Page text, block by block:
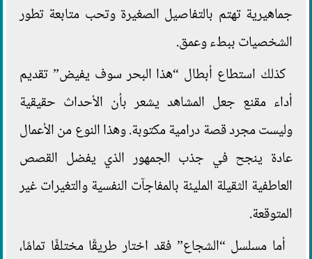
جماهيرية تهتم بالتفاصيل الصغيرة وتحب متابعة تطور
الشخصيات ببطء وعمق.
كذلك استطاع أبطال “هذا البحر سوف يفيض” تقديم
أداء مقنع جعل المشاهد يشعر بأن الأحداث حقيقية
وليست مجرد قصة درامية مكتوبة. وهذا النوع من الأعمال
عادة ينجح في جذب الجمهور الذي يفضل القصص
العاطفية الثقيلة المليئة بالمفاجآت النفسية والتغيرات غير
المتوقعة.
أما مسلسل “الشجاع” فقد اختار طريقًا مختلفًا تمامًا،